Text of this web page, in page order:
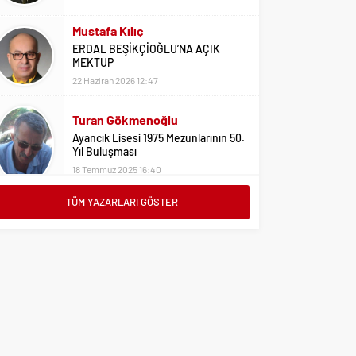
Mustafa Kılıç
ERDAL BEŞİKÇİOĞLU’NA AÇIK
MEKTUP
22 Haziran 2026 12:47
Turan Gökmenoğlu
Ayancık Lisesi 1975 Mezunlarının 50.
Yıl Buluşması
18 Temmuz 2025 16:40
Adil Yıldız
TÜM YAZARLARI GÖSTER